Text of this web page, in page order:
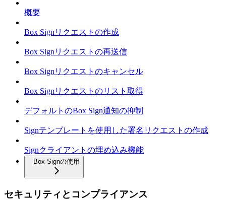
概要
Box Signリクエストの作成
Box Signリクエストの再送信
Box Signリクエストのキャンセル
Box Signリクエストのリスト取得
デフォルトのBox Sign通知の抑制
Signテンプレートを使用した署名リクエストの作成
Signクライアントの埋め込み機能
Box Signの使用
セキュリティとコンプライアンス